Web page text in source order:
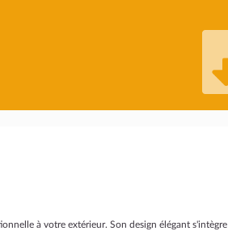
à votre extérieur. Son design élégant s'intègre